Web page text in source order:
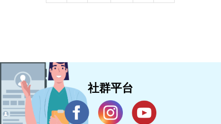
社群平台